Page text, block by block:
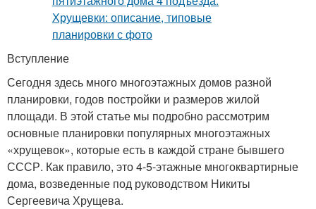
Вступление
Сегодня здесь много многоэтажных домов разной
планировки, годов постройки и размеров жилой
площади. В этой статье мы подробно рассмотрим
основные планировки популярных многоэтажных
«хрущевок», которые есть в каждой стране бывшего
СССР. Как правило, это 4-5-этажные многоквартирные
дома, возведенные под руководством Никиты
Сергеевича Хрущева.